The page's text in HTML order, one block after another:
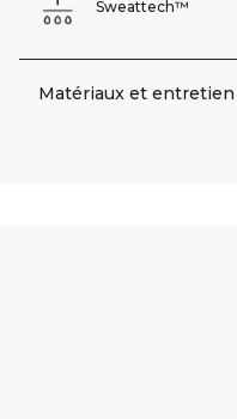
Sweattech™
Matériaux et entretien